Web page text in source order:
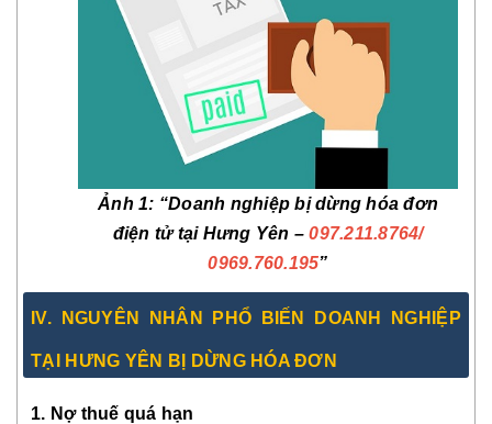
Ảnh 1: “Doanh nghiệp bị dừng hóa đơn
điện tử tại Hưng Yên –097.211.8764/
0969.760.195”
IV. NGUYÊN NHÂN PHỔ BIẾN DOANH NGHIỆP
TẠI HƯNG YÊN BỊ DỪNG HÓA ĐƠN
1. Nợ thuế quá hạn